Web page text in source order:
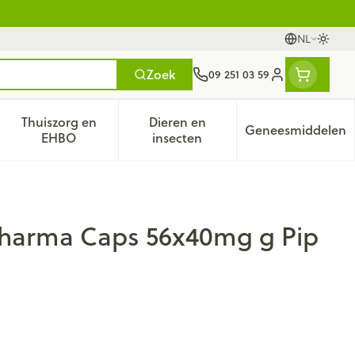
NL
Talen
Zoek 09 251 03 59
Klant menu
categorie
voor Natuur geneeskunde categorie
Thuiszorg en
EHBOToon submenu voor Thuiszorg en EHBO categorie
Dieren en
insectenToon submenu voor Dieren
Geneesmiddelen
Toon
Caps 56x40mg g Pip